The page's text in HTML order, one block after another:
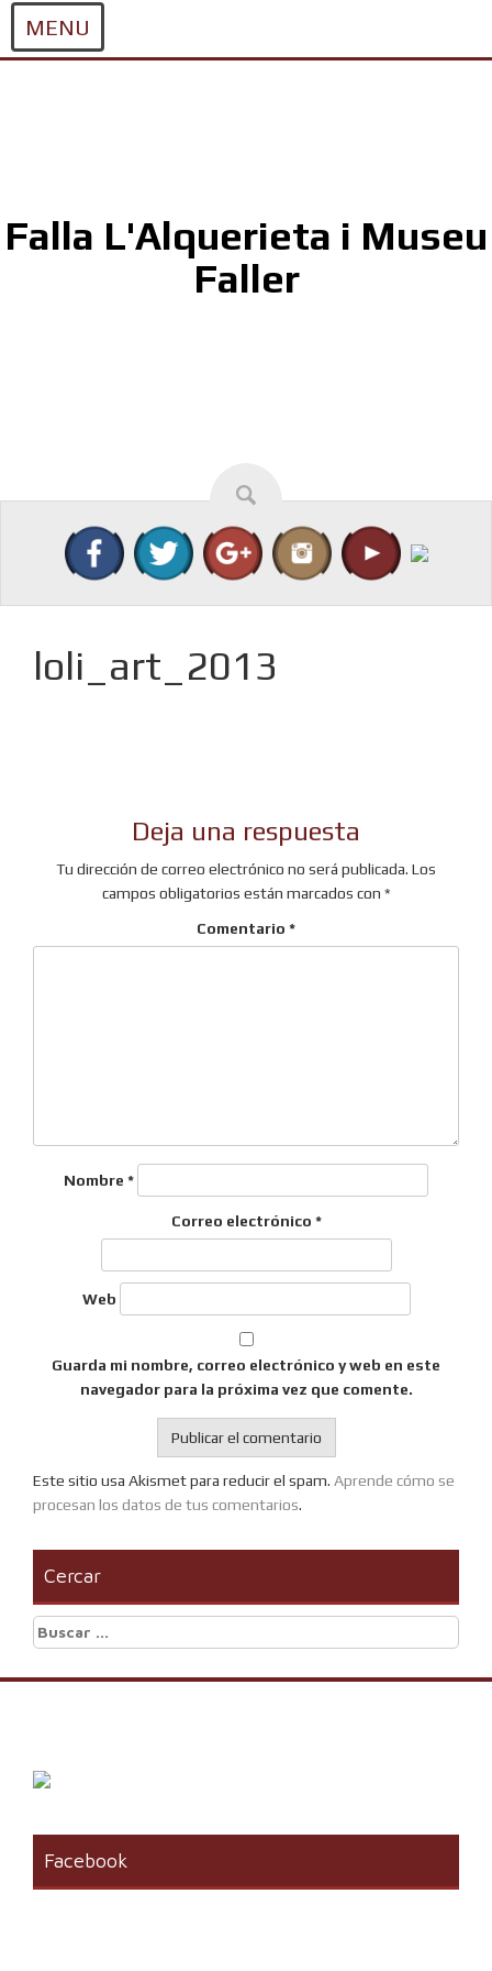
MENU
Falla L'Alquerieta i Museu
Faller
loli_art_2013
Deja una respuesta
Tu dirección de correo electrónico no será publicada. Los
campos obligatorios están marcados con *
Comentario *
Nombre *
Correo electrónico *
Web
Guarda mi nombre, correo electrónico y web en este
navegador para la próxima vez que comente.
Este sitio usa Akismet para reducir el spam. Aprende cómo se
procesan los datos de tus comentarios.
Cercar
Buscar:
Facebook